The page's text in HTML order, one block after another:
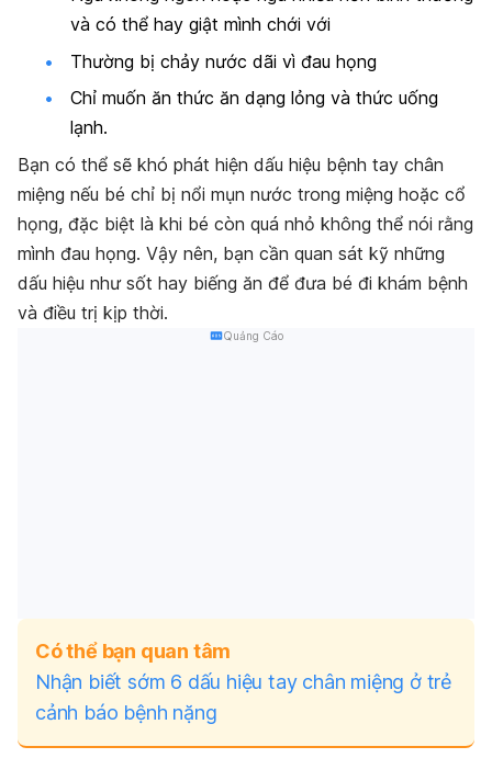
và có thể hay giật mình chới với
Thường bị chảy nước dãi vì đau họng
Chỉ muốn ăn thức ăn dạng lỏng và thức uống
lạnh.
Bạn có thể sẽ khó phát hiện dấu hiệu bệnh tay chân
miệng nếu bé chỉ bị nổi mụn nước trong miệng hoặc cổ
họng, đặc biệt là khi bé còn quá nhỏ không thể nói rằng
mình đau họng. Vậy nên, bạn cần quan sát kỹ những
dấu hiệu như sốt hay biếng ăn để đưa bé đi khám bệnh
và điều trị kịp thời.
Quảng Cáo
Có thể bạn quan tâm
Nhận biết sớm 6 dấu hiệu tay chân miệng ở trẻ
cảnh báo bệnh nặng